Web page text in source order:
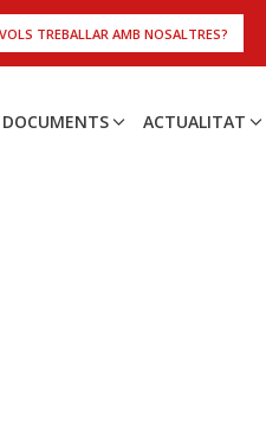
VOLS TREBALLAR AMB NOSALTRES?
ACTUALITAT